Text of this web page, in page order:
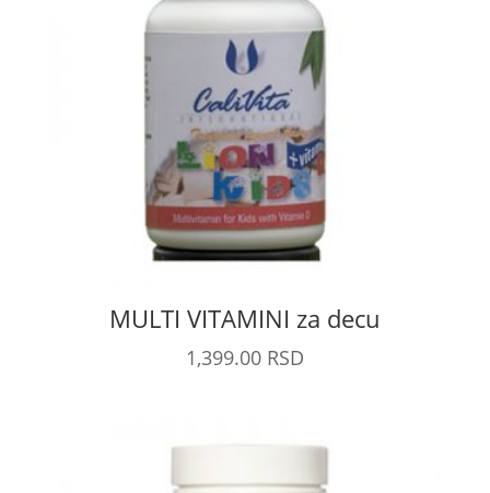
MULTI VITAMINI za decu
1,399.00 RSD